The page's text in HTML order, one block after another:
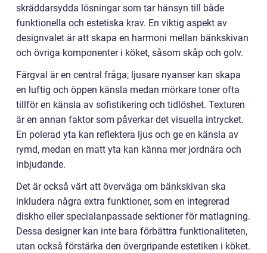
skräddarsydda lösningar som tar hänsyn till både
funktionella och estetiska krav. En viktig aspekt av
designvalet är att skapa en harmoni mellan bänkskivan
och övriga komponenter i köket, såsom skåp och golv.
Färgval är en central fråga; ljusare nyanser kan skapa
en luftig och öppen känsla medan mörkare toner ofta
tillför en känsla av sofistikering och tidlöshet. Texturen
är en annan faktor som påverkar det visuella intrycket.
En polerad yta kan reflektera ljus och ge en känsla av
rymd, medan en matt yta kan känna mer jordnära och
inbjudande.
Det är också värt att överväga om bänkskivan ska
inkludera några extra funktioner, som en integrerad
diskho eller specialanpassade sektioner för matlagning.
Dessa designer kan inte bara förbättra funktionaliteten,
utan också förstärka den övergripande estetiken i köket.